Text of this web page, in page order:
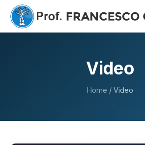
Video
Home / Video